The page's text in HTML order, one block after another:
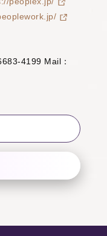
4199 Mail：